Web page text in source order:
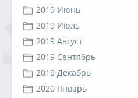
2019 Июнь
2019 Июль
2019 Август
2019 Сентябрь
2019 Декабрь
2020 Январь